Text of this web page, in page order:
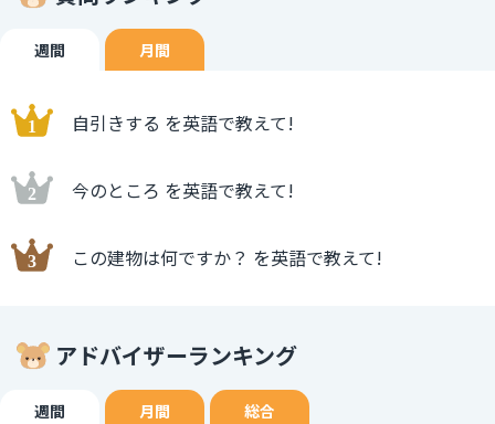
週間 月間
自引きする を英語で教えて!
今のところ を英語で教えて!
この建物は何ですか？ を英語で教えて!
アドバイザーランキング
週間 月間 総合